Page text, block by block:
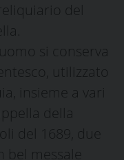
del
si conserva
utilizzato
insieme a vari
della
del 1689, due
messale